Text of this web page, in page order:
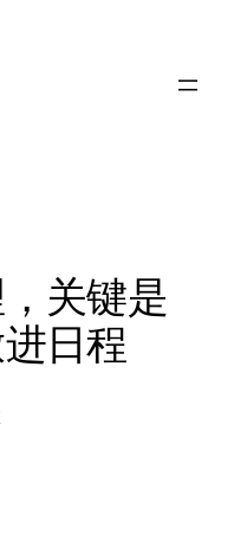
关键是
日程